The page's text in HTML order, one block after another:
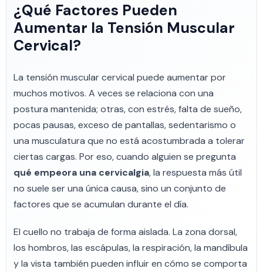
¿Qué Factores Pueden
Aumentar la Tensión Muscular
Cervical?
La tensión muscular cervical puede aumentar por
muchos motivos. A veces se relaciona con una
postura mantenida; otras, con estrés, falta de sueño,
pocas pausas, exceso de pantallas, sedentarismo o
una musculatura que no está acostumbrada a tolerar
ciertas cargas. Por eso, cuando alguien se pregunta
qué empeora una cervicalgia, la respuesta más útil
no suele ser una única causa, sino un conjunto de
factores que se acumulan durante el día.
El cuello no trabaja de forma aislada. La zona dorsal,
los hombros, las escápulas, la respiración, la mandíbula
y la vista también pueden influir en cómo se comporta